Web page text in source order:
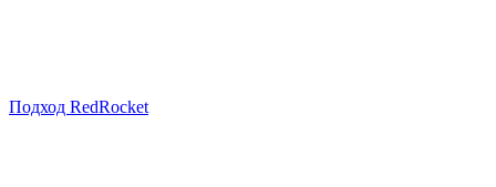
Подход RedRocket